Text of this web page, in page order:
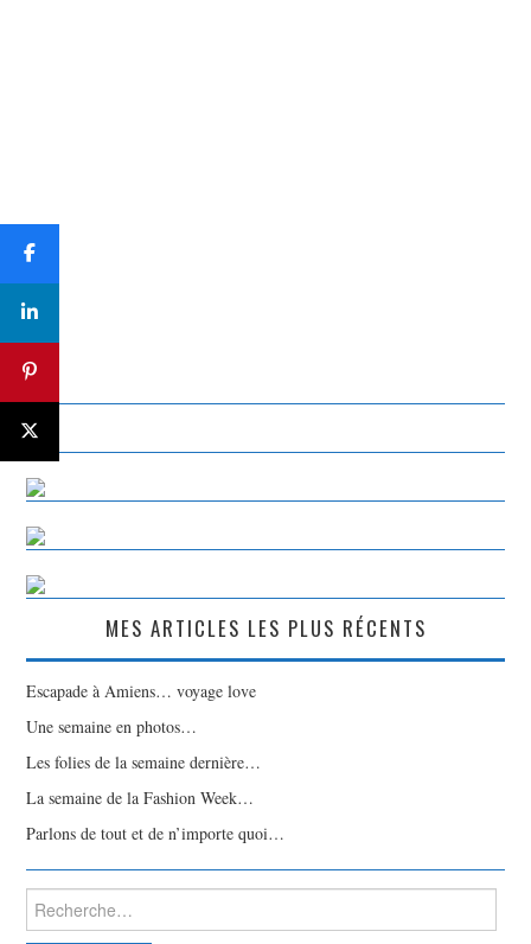
MES ARTICLES LES PLUS RÉCENTS
Escapade à Amiens… voyage love
Une semaine en photos…
Les folies de la semaine dernière…
La semaine de la Fashion Week…
Parlons de tout et de n’importe quoi…